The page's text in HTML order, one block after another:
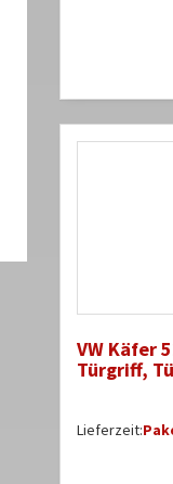
VW Käfer
Türgriff,
Lieferzeit: